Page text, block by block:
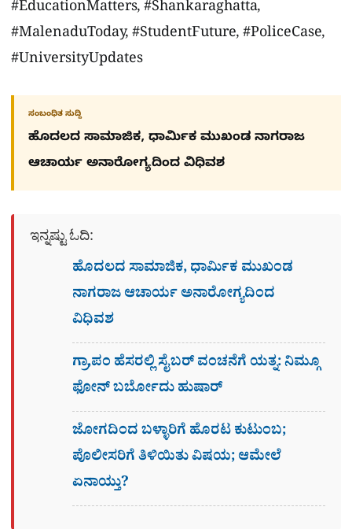
#EducationMatters, #Shankaraghatta,
#MalenaduToday, #StudentFuture, #PoliceCase,
#UniversityUpdates
ಸಂಬಂಧಿತ ಸುದ್ದಿ
ಹೊದಲದ ಸಾಮಾಜಿಕ, ಧಾರ್ಮಿಕ ಮುಖಂಡ ನಾಗರಾಜ
ಆಚಾರ್ಯ ಅನಾರೋಗ್ಯದಿಂದ ವಿಧಿವಶ
ಇನ್ನಷ್ಟು ಓದಿ:
ಹೊದಲದ ಸಾಮಾಜಿಕ, ಧಾರ್ಮಿಕ ಮುಖಂಡ
ನಾಗರಾಜ ಆಚಾರ್ಯ ಅನಾರೋಗ್ಯದಿಂದ
ವಿಧಿವಶ
ಗ್ರಾ,ಪಂ ಹೆಸರಲ್ಲಿ ಸೈಬ‌ರ್ ವಂಚನೆಗೆ ಯತ್ನ: ನಿಮ್ಗೂ
ಫೋನ್​ ಬರ್ಬೋದು ಹುಷಾರ್​​
ಜೋಗದಿಂದ ಬಳ್ಳಾರಿಗೆ ಹೊರಟ ಕುಟುಂಬ;
ಪೊಲೀಸರಿಗೆ ತಿಳಿಯಿತು ವಿಷಯ; ಆಮೇಲೆ
ಏನಾಯ್ತು?